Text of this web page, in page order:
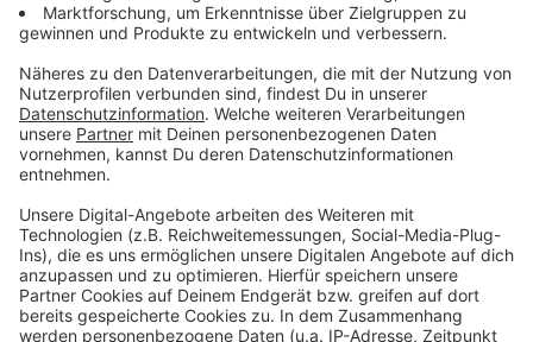
Anzeige
VHS Leverkusen bildet neue Klimabotschafter aus
Feuerwehr Leverkusen in Wiesdorf im Einsatz
Deutschlandticket zu günstigen Konditionen
Anzeige